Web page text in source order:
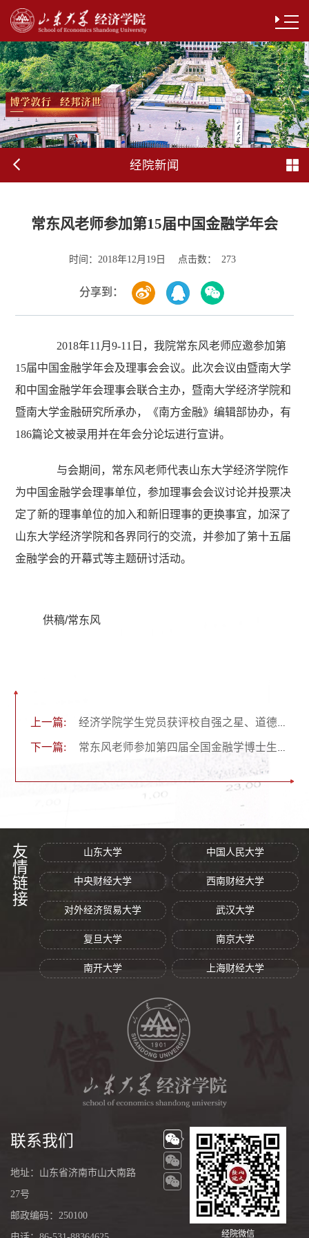
经院新闻
常东风老师参加第15届中国金融学年会
时间： 2018年12月19日 点击数： 273
分享到：
2018年11 月 9-11 日，我院常东风老师应邀参加第
15届中国金融学年会及理事会会议。此次会议由暨南大学
和中国金融学年会理事会联合主办，暨南大学经济学院和
暨南大学金融研究所承办，《南方金融》编辑部协办，有
186篇论文被录用并在年会分论坛进行宣讲。
与会期间，常东风老师代表山东大学经济学院作
为中国金融学会理事单位，参加理事会会议讨论并投票决
定了新的理事单位的加入和新旧理事的更换事宜，加深了
山东大学经济学院和各界同行的交流，并参加了第十五届
金融学会的开幕式等主题研讨活动。
供稿/常东风
上一篇: 经济学院学生党员获评校自强之星、道德风尚奖荣誉称号
下一篇: 常东风老师参加第四届全国金融学博士生学术论坛
友情链接 山东大学 中国人民大学
中央财经大学 西南财经大学
对外经济贸易大学 武汉大学
复旦大学 南京大学
南开大学 上海财经大学
联系我们
地址：山东省济南市山大南路
27号
邮政编码：250100
经院微信